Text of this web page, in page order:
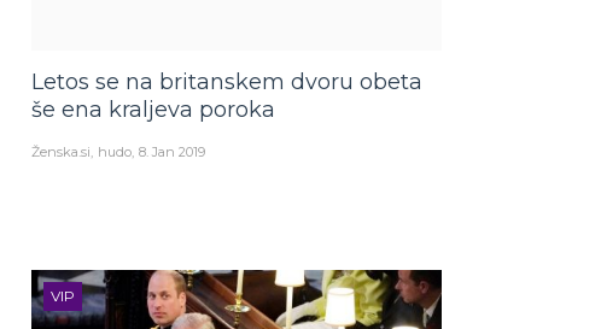
Letos se na britanskem dvoru obeta
še ena kraljeva poroka
Ženska.si hudo 8. Jan 2019
VIP